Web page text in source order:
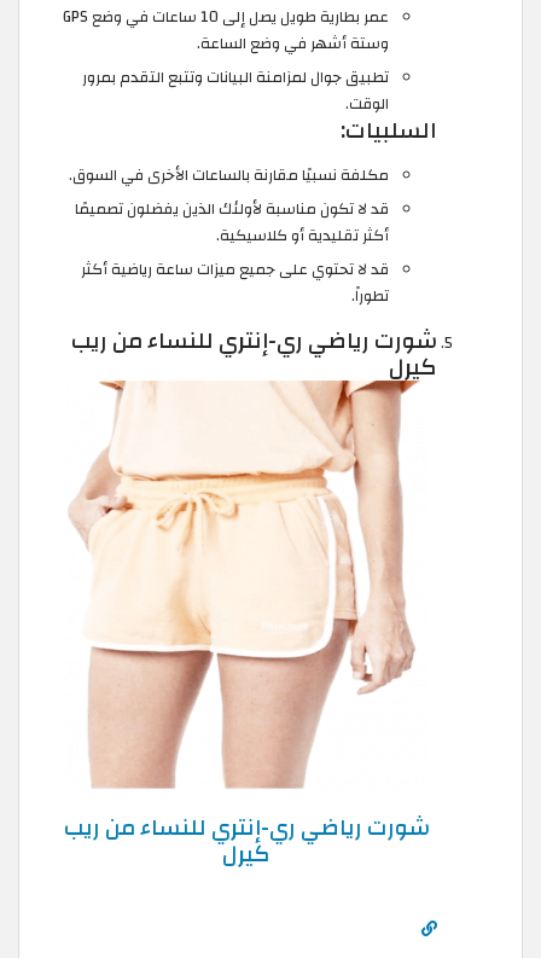
عمر بطارية طويل يصل إلى 10 ساعات في وضع GPS
وستة أشهر في وضع الساعة.
تطبيق جوال لمزامنة البيانات وتتبع التقدم بمرور
الوقت.
السلبيات:
مكلفة نسبيًا مقارنة بالساعات الأخرى في السوق.
قد لا تكون مناسبة لأولئك الذين يفضلون تصميمًا
أكثر تقليدية أو كلاسيكية.
قد لا تحتوي على جميع ميزات ساعة رياضية أكثر
تطوراً.
شورت رياضي ري-إنتري للنساء من ريب
كيرل
شورت رياضي ري-إنتري للنساء من ريب
كيرل